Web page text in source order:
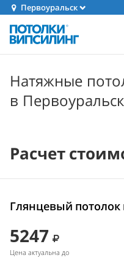
Первоуральск
Натяжные
в
Расчет
Глянцевый
5247
Цена актуальна до